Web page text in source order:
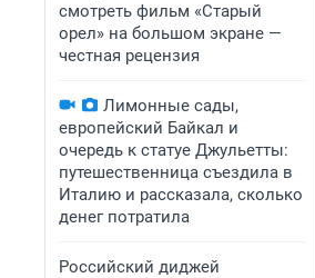
смотреть фильм «Старый
орел» на большом экране —
честная рецензия
Лимонные сады,
европейский Байкал и
очередь к статуе Джульетты:
путешественница съездила в
Италию и рассказала, сколько
денег потратила
Российский диджей